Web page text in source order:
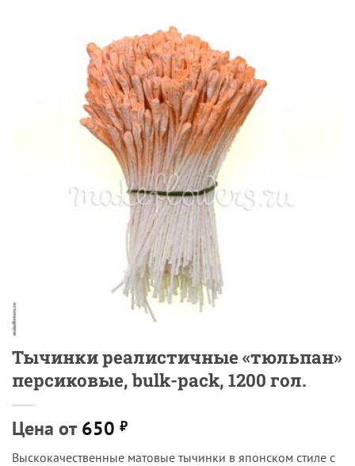
Тычинки реалистичные «тюльпан»
персиковые, bulk-pack, 1200 гол.
Цена от 650 ₽
Выскокачественные матовые тычинки в японском стиле с